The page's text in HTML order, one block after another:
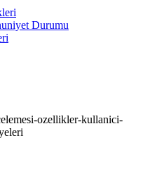
Durumu
ozellikler-kullanici-